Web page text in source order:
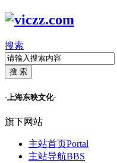
搜索
搜 索
-上海东映文化-
旗下网站
主站首页Portal
主站导航BBS